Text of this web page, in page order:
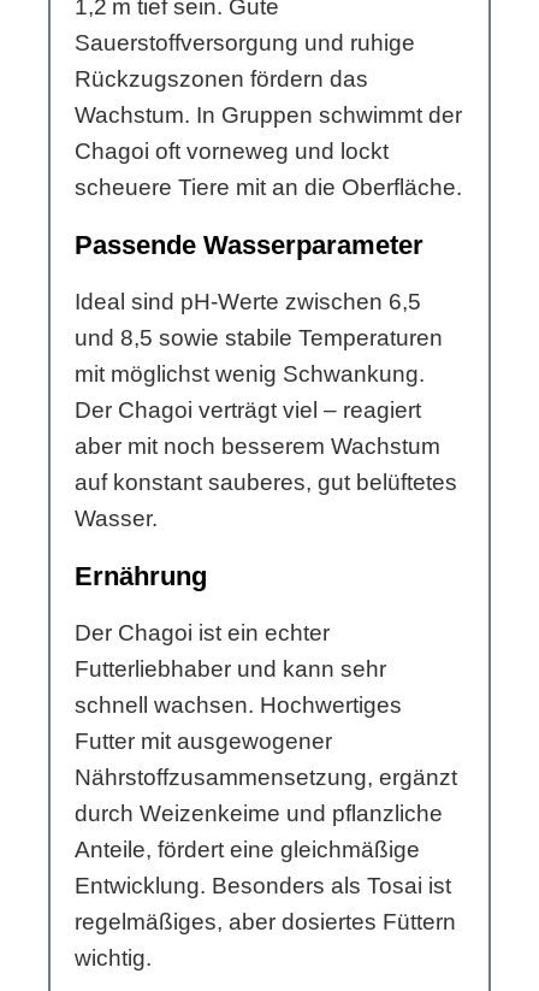
1,2 m tief sein. Gute
Sauerstoffversorgung und ruhige
Rückzugszonen fördern das
Wachstum. In Gruppen schwimmt der
Chagoi oft vorneweg und lockt
scheuere Tiere mit an die Oberfläche.
Passende Wasserparameter
Ideal sind pH-Werte zwischen 6,5
und 8,5 sowie stabile Temperaturen
mit möglichst wenig Schwankung.
Der Chagoi verträgt viel – reagiert
aber mit noch besserem Wachstum
auf konstant sauberes, gut belüftetes
Wasser.
Ernährung
Der Chagoi ist ein echter
Futterliebhaber und kann sehr
schnell wachsen. Hochwertiges
Futter mit ausgewogener
Nährstoffzusammensetzung, ergänzt
durch Weizenkeime und pflanzliche
Anteile, fördert eine gleichmäßige
Entwicklung. Besonders als Tosai ist
regelmäßiges, aber dosiertes Füttern
wichtig.